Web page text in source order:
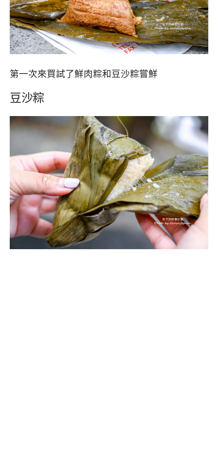
第一次來買試了鮮肉粽和豆沙粽嘗鮮
豆沙粽